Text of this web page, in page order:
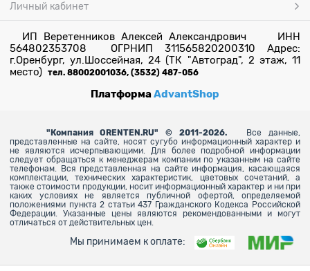
Личный кабинет
ИП Веретенников Алексей Александрович ИНН
564802353708 ОГРНИП 311565820200310 Адрес:
г.Оренбург, ул.Шоссейная, 24 (ТК "Автоград", 2 этаж, 11
место) тел. 88002001036, (3532) 487-056
ПлатформаAdvantShop
" Компания ORENTEN.RU" © 2011-2026.
Все данные,
представленные на сайте, носят сугубо информационный характер и
не являются исчерпывающими. Для более подробной информации
следует обращаться к менеджерам компании по указанным на сайте
телефонам. Вся представленная на сайте информация, касающаяся
комплектации, технических характеристик, цветовых сочетаний, а
также стоимости продукции, носит информационный характер и ни при
каких условиях не является публичной офертой, определяемой
положениями пункта 2 статьи 437 Гражданского Кодекса Российской
Федерации. Указанные цены являются рекомендованными и могут
отличаться от действительных цен.
Мы принимаем к оплате: